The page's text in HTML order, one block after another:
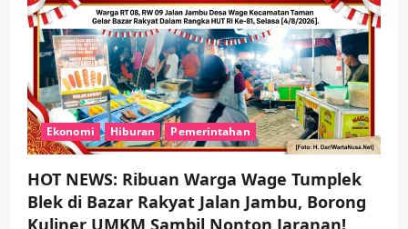
Ekonomi Hiburan Pemerintahan
HOT NEWS: Ribuan Warga Wage Tumplek
Blek di Bazar Rakyat Jalan Jambu, Borong